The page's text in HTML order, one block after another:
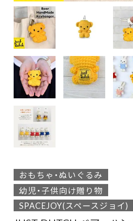
おもちゃ・ぬいぐるみ
幼児・子供向け贈り物
SPACEJOY(スペースジョイ)